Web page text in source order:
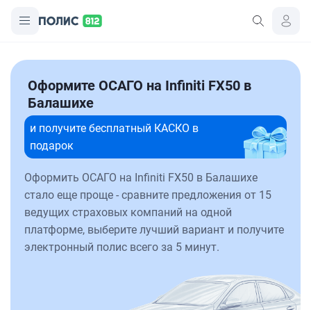
Оформите ОСАГО на Infiniti FX50 в
Балашихе
и получите бесплатный КАСКО в
подарок
Оформить ОСАГО на Infiniti FX50 в Балашихе
стало еще проще - сравните предложения от 15
ведущих страховых компаний на одной
платформе, выберите лучший вариант и получите
электронный полис всего за 5 минут.